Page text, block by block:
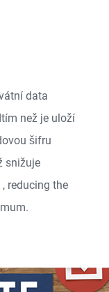
data
než je uloží
šifru
snižuje
, reducing the